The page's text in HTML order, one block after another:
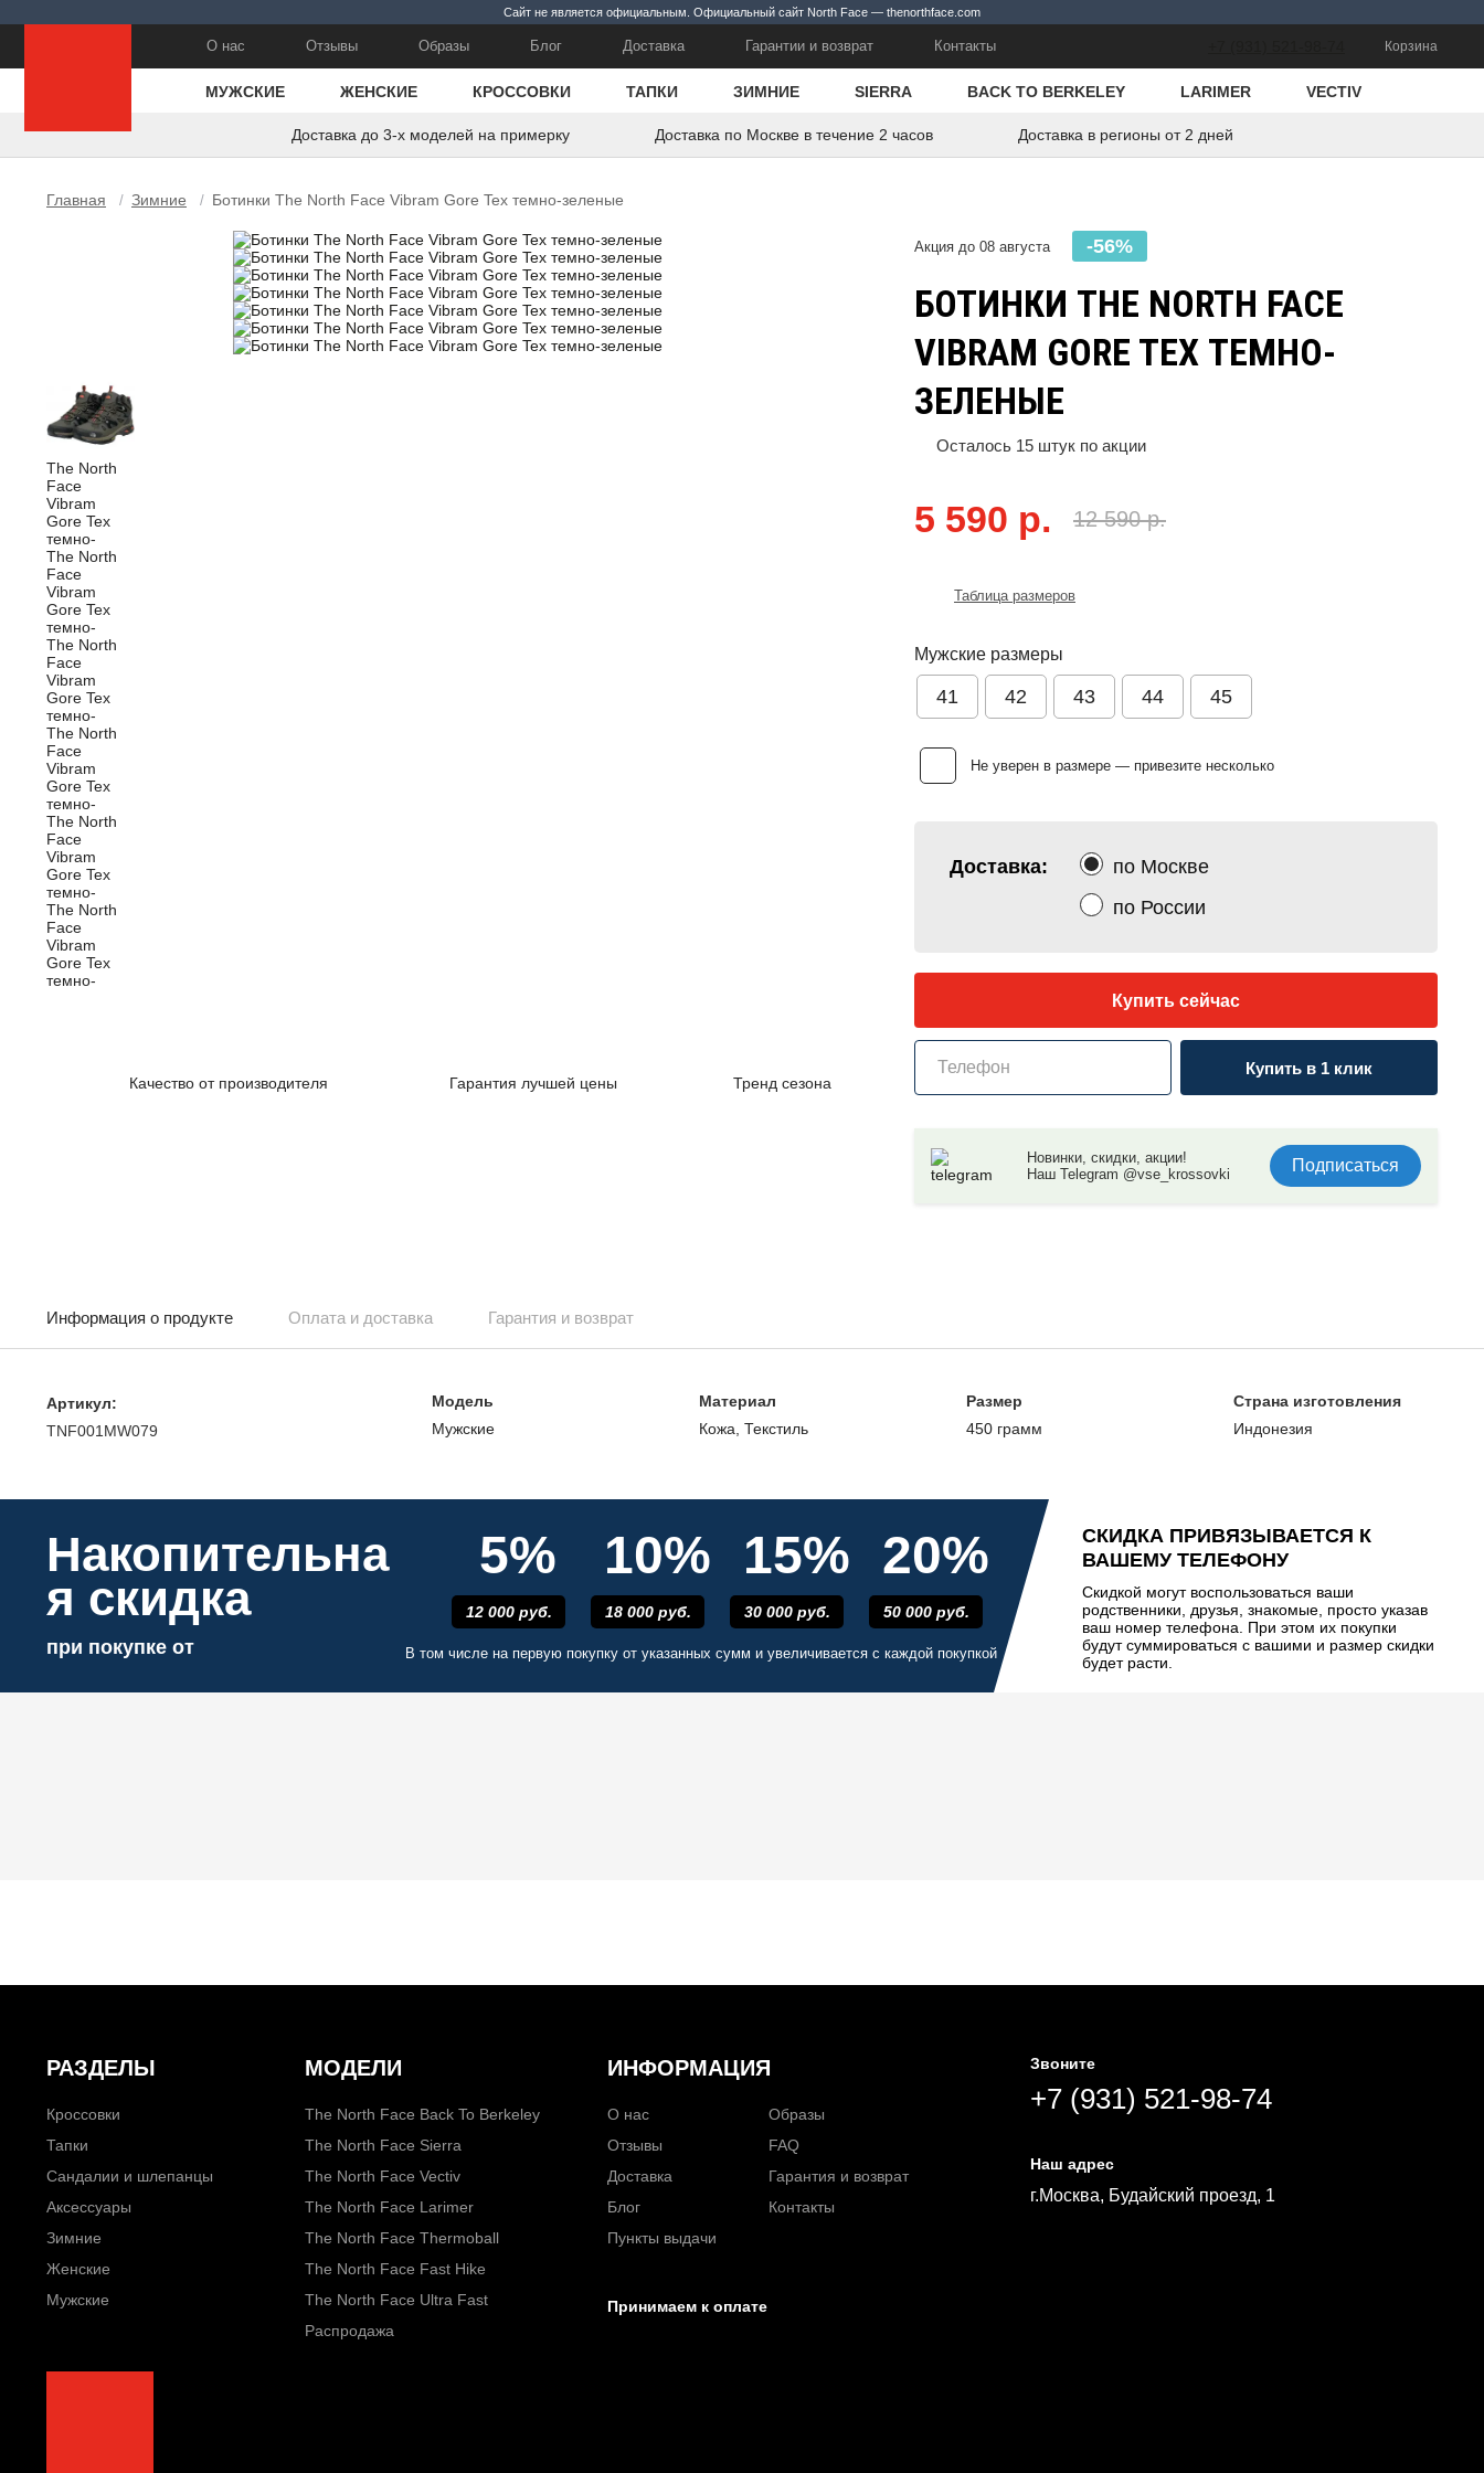
Сайт не является официальным. Официальный сайт North Face — thenorthface.com
О нас Отзывы Образы Блог Доставка Гарантии и возврат Контакты Корзина
МУЖСКИЕ ЖЕНСКИЕ КРОССОВКИ ТАПКИ ЗИМНИЕ SIERRA BACK TO BERKELEY LARIMER VECTIV
Доставка до 3-х моделей на примерку Доставка по Москве в течение 2 часов Доставка в регионы от 2 дней
Главная / Зимние / Ботинки The North Face Vibram Gore Tex темно-зеленые
Качество от производителя Гарантия лучшей цены Тренд сезона
Акция до 08 августа -56%
БОТИНКИ THE NORTH FACE
VIBRAM GORE TEX ТЕМНО-
ЗЕЛЕНЫЕ
Осталось 15 штук по акции
5 590 р. 12 590 р.
Таблица размеров
Мужские размеры
41 42 43 44 45
Не уверен в размере — привезите несколько
Доставка:
по Москве
по России
Купить сейчас
Купить в 1 клик
Новинки, скидки, акции!
Наш Telegram @vse_krossovki
Подписаться
Информация о продукте Оплата и доставка Гарантия и возврат
Артикул:
TNF001MW079
Модель
Мужские
Материал
Кожа, Текстиль
Размер
450 грамм
Страна изготовления
Индонезия
Накопительна
я скидка
при покупке от
5%
12 000 руб.
10%
18 000 руб.
15%
30 000 руб.
20%
50 000 руб.
В том числе на первую покупку от указанных сумм и увеличивается с каждой покупкой
СКИДКА ПРИВЯЗЫВАЕТСЯ К
ВАШЕМУ ТЕЛЕФОНУ
Скидкой могут воспользоваться ваши
родственники, друзья, знакомые, просто указав
ваш номер телефона. При этом их покупки
будут суммироваться с вашими и размер скидки
будет расти.
РАЗДЕЛЫ
Кроссовки
Тапки
Сандалии и шлепанцы
Аксессуары
Зимние
Женские
Мужские
МОДЕЛИ
The North Face Back To Berkeley
The North Face Sierra
The North Face Vectiv
The North Face Larimer
The North Face Thermoball
The North Face Fast Hike
The North Face Ultra Fast
Распродажа
ИНФОРМАЦИЯ
О нас
Образы
Отзывы
FAQ
Доставка
Гарантия и возврат
Блог
Контакты
Пункты выдачи
Принимаем к оплате
Звоните
+7 (931) 521-98-74
Наш адрес
г.Москва, Будайский проезд, 1